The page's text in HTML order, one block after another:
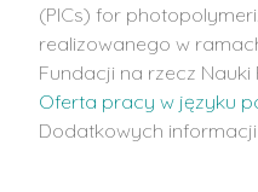
(PICs) for
realizowanego w
Fundacji na rzecz Nauki
Oferta pracy w języku
Dodatkowych